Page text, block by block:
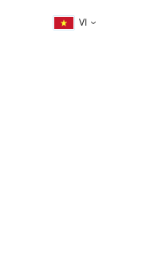
VI